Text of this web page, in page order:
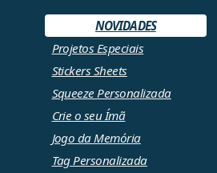
NOVIDADES
Projetos Especiais
Stickers Sheets
Squeeze Personalizada
Crie o seu Ímã
Jogo da Memória
Tag Personalizada